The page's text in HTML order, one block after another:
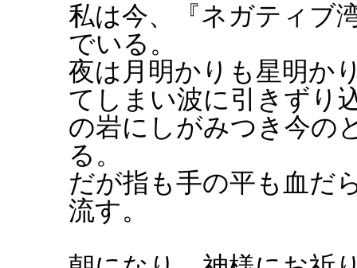
私は今、『ネガティブ
でいる。
夜は月明かりも星明か
てしまい波に引きずり
の岩にしがみつき今の
る。
だが指も手の平も血だ
流す。